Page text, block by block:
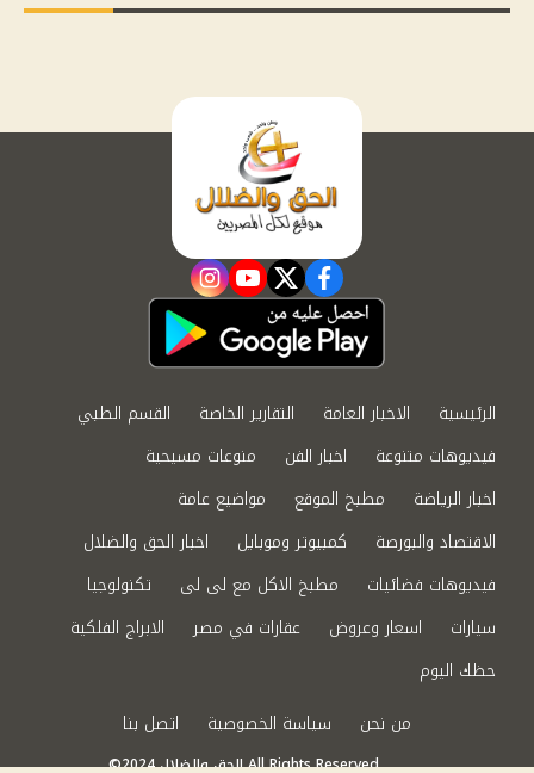
facebook
twitter
youtube
instagram
الرئيسية الاخبار العامة التقارير الخاصة
القسم الطبي
فيديوهات متنوعة
اخبار الفن
منوعات مسيحية
اخبار الرياضة
مطبخ الموقع
مواضيع عامة
الاقتصاد والبورصة
كمبيوتر وموبايل
اخبار الحق والضلال
فيديوهات فضائيات
مطبخ الاكل مع لى لى
تكنولوجيا
سيارات
اسعار وعروض عقارات في مصر
الابراج الفلكية
حظك اليوم
من نحن
سياسة الخصوصية اتصل بنا
©2024 الحق والضلال All Rights Reserved.